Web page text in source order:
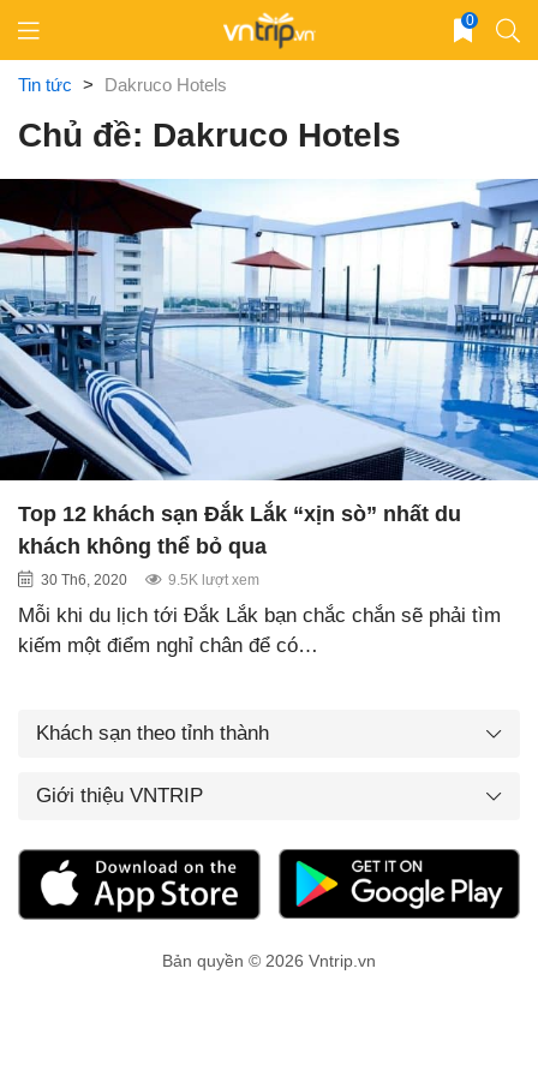
content
0
Tin tức > Dakruco Hotels
Chủ đề: Dakruco Hotels
Top 12 khách sạn Đắk Lắk “xịn sò” nhất du
khách không thể bỏ qua
30 Th6, 2020 9.5K lượt xem
Mỗi khi du lịch tới Đắk Lắk bạn chắc chắn sẽ phải tìm
kiếm một điểm nghỉ chân để có…
Khách sạn theo tỉnh thành
Giới thiệu VNTRIP
Bản quyền © 2026 Vntrip.vn